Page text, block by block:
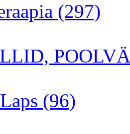
(297)
(96)